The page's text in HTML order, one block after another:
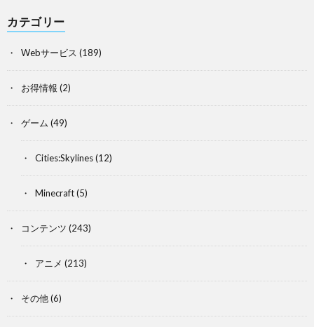
カテゴリー
Webサービス (189)
お得情報 (2)
ゲーム (49)
Cities:Skylines(12)
Minecraft(5)
コンテンツ (243)
アニメ (213)
その他(6)